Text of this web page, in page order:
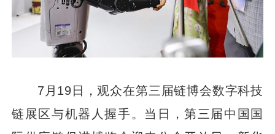
7月19日，观众在第三届链博会数字科技
链展区与机器人握手。当日，第三届中国国